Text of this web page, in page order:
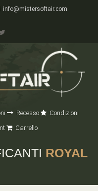
info@mistersoftair.com
Recesso
Condizioni
Carrello
ROYAL